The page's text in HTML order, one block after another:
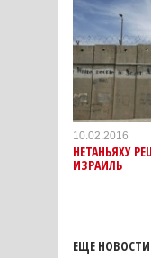
10.02.2016
НЕТАНЬЯХУ
ИЗРАИЛЬ
ЕЩЕ